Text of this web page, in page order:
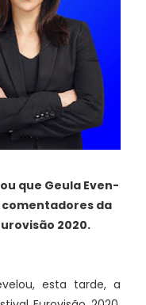
que Geula Even-
comentadores da
2020.
esta tarde, a